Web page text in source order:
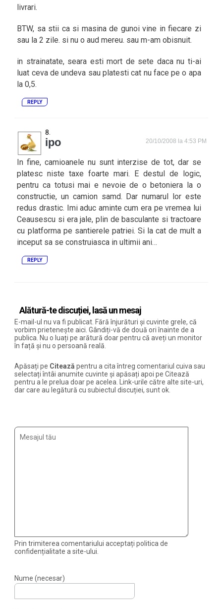
livrari.
BTW, sa stii ca si masina de gunoi vine in fiecare zi
sau la 2 zile. si nu o aud mereu. sau m-am obisnuit.
in strainatate, seara esti mort de sete daca nu ti-ai
luat ceva de undeva sau platesti cat nu face pe o apa
la 0,5.
REPLY
ipo 20/10/2008 la 4:53 PM
In fine, camioanele nu sunt interzise de tot, dar se
platesc niste taxe foarte mari. E destul de logic,
pentru ca totusi mai e nevoie de o betoniera la o
constructie, un camion samd. Dar numarul lor este
redus drastic. Imi aduc aminte cum era pe vremea lui
Ceausescu si era jale, plin de basculante si tractoare
cu platforma pe santierele patriei. Si la cat de mult a
inceput sa se construiasca in ultimii ani…
REPLY
Alătură-te discuției, lasă un mesaj
E-mail-ul nu va fi publicat. Fără înjurături și cuvinte grele, că
vorbim prietenește aici. Gândiți-vă de două ori înainte de a
publica. Nu o luați pe arătură doar pentru că aveți un monitor
în față și nu o persoană reală.
Apăsați pe Citează pentru a cita întreg comentariul cuiva sau
selectați întâi anumite cuvinte și apăsați apoi pe Citează
pentru a le prelua doar pe acelea. Link-urile către alte site-uri,
dar care au legătură cu subiectul discuției, sunt ok.
Prin trimiterea comentariului acceptați politica de
confidențialitate a site-ului.
Nume (necesar)